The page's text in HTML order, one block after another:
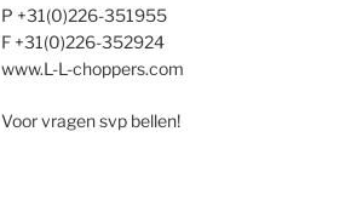
P +31(0)226-351955
F +31(0)226-352924
www.L-L-choppers.com
Voor vragen svp bellen!